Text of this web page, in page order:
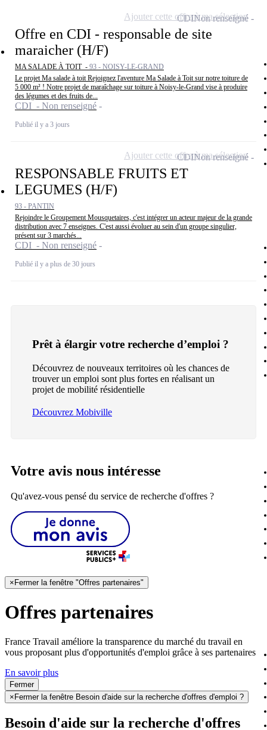
Offre en CDI - responsable de site
maraicher (H/F)
MA SALADE À TOIT - 93 - NOISY-LE-GRAND
Le projet Ma salade à toit Rejoignez l'aventure Ma Salade à Toit sur notre toiture de
5 000 m² ! Notre projet de maraîchage sur toiture à Noisy-le-Grand vise à produire
des légumes et des fruits de...
CDI - Non renseigné
Publié il y a 3 jours
CDINon renseigné
Ajouter cette offre à ma sélection
RESPONSABLE FRUITS ET
LEGUMES (H/F)
93 - PANTIN
Rejoindre le Groupement Mousquetaires, c'est intégrer un acteur majeur de la grande
distribution avec 7 enseignes. C'est aussi évoluer au sein d'un groupe singulier,
présent sur 3 marchés...
CDI - Non renseigné
Publié il y a plus de 30 jours
CDINon renseigné
Ajouter cette offre à ma sélection
Prêt à élargir votre recherche d’emploi ?
Découvrez de nouveaux territoires où les chances de
trouver un emploi sont plus fortes en réalisant un
projet de mobilité résidentielle
Découvrez Mobiville
Votre avis nous intéresse
Qu'avez-vous pensé du service de recherche d'offres ?
× Fermer la fenêtre "Offres partenaires"
Offres partenaires
France Travail améliore la transparence du marché du travail en
vous proposant plus d'opportunités d'emploi grâce à ses partenaires
En savoir plus
Fermer
× Fermer la fenêtre Besoin d'aide sur la recherche d'offres d'emploi ?
Besoin d'aide sur la recherche d'offres